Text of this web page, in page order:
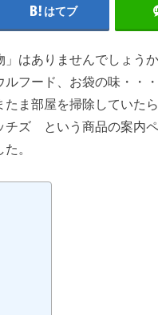
はてブ
はありませんでしょう
フード、お袋の味・・
ま部屋を掃除していた
チズ という商品の案内
。